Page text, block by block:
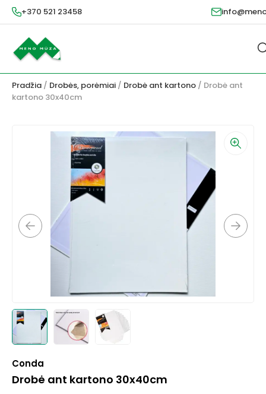
+370 521 23458
Pradžia / Drobės, porėmiai / Drobė ant kartono / Drobė ant
kartono 30x40cm
Conda
Drobė ant kartono 30x40cm